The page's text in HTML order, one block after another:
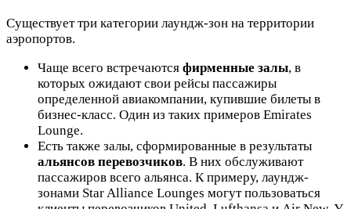
Существует три категории лаундж-зон на территории
аэропортов.
Чаще всего встречаются фирменные залы, в
которых ожидают свои рейсы пассажиры
определенной авиакомпании, купившие билеты в
бизнес-класс. Один из таких примеров Emirates
Lounge.
Есть также залы, сформированные в результаты
альянсов перевозчиков. В них обслуживают
пассажиров всего альянса. К примеру, лаундж-
зонами Star Alliance Lounges могут пользоваться